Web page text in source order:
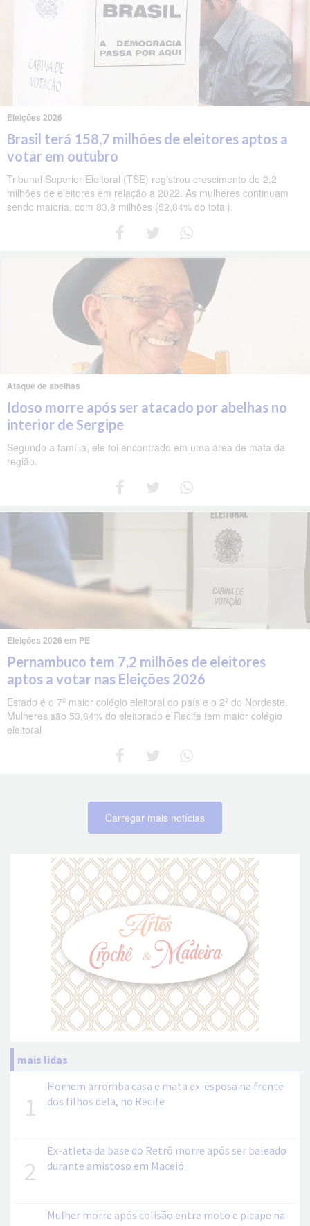
Eleições 2026
Brasil terá 158,7 milhões de eleitores aptos a
votar em outubro
Tribunal Superior Eleitoral (TSE) registrou crescimento de 2,2
milhões de eleitores em relação a 2022. As mulheres continuam
sendo maioria, com 83,8 milhões (52,84% do total).
Ataque de abelhas
Idoso morre após ser atacado por abelhas no
interior de Sergipe
Segundo a família, ele foi encontrado em uma área de mata da
região.
Eleições 2026 em PE
Pernambuco tem 7,2 milhões de eleitores
aptos a votar nas Eleições 2026
Estado é o 7º maior colégio eleitoral do país e o 2º do Nordeste.
Mulheres são 53,64% do eleitorado e Recife tem maior colégio
eleitoral
Carregar mais notícias
mais lidas
1
Homem arromba casa e mata ex-esposa na frente
dos filhos dela, no Recife
2
Ex-atleta da base do Retrô morre após ser baleado
durante amistoso em Maceió
Mulher morre após colisão entre moto e picape na